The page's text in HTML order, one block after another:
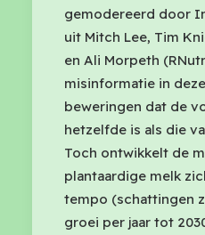
gemodereerd door
uit Mitch Lee, Tim
en Ali Morpeth
misinformatie in
beweringen dat de
hetzelfde is als die
Toch ontwikkelt de
plantaardige melk
tempo (schattingen
groei per jaar tot